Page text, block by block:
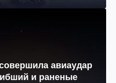
авиаудар
и раненые